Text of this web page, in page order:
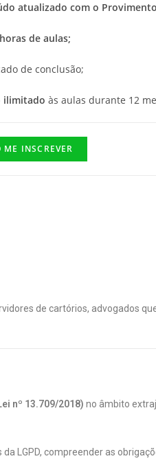
atualizado com o Provimento
de aulas;
de conclusão;
ilimitado às aulas durante 12
ME INSCREVER
de cartórios, advogados
nº 13.709/2018) no âmbito
LGPD, compreender as